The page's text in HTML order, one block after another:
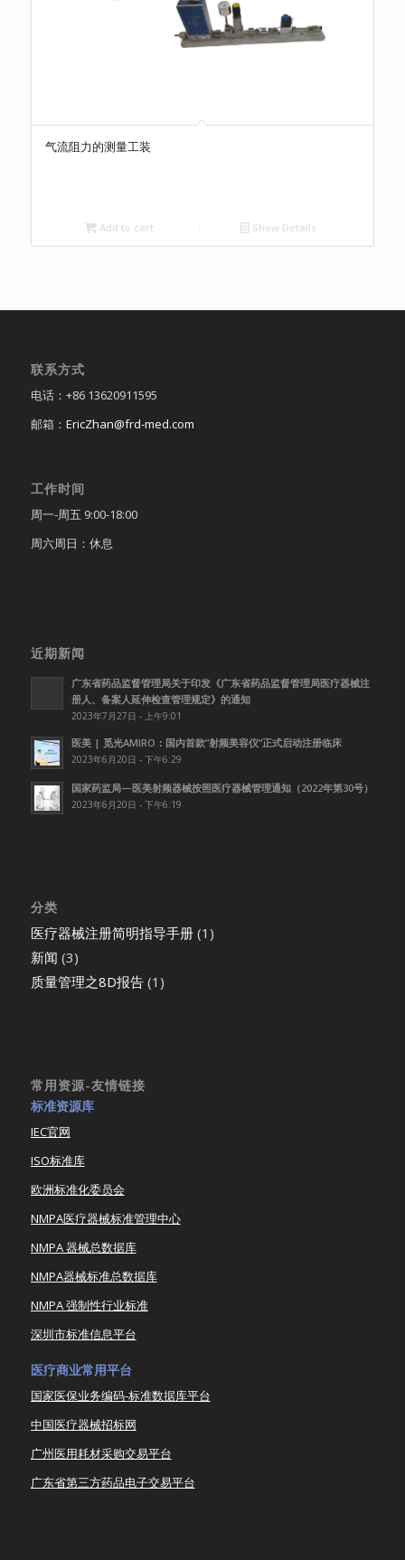
气流阻力的测量工装
Add to cart Show Details
联系方式
电话：+86 13620911595
邮箱： EricZhan@frd-med.com
工作时间
周一-周五 9:00-18:00
周六周日：休息
近期新闻
广东省药品监督管理局关于印发《广东省药品监督管理局医疗器械注
册人、备案人延伸检查管理规定》的通知
2023年7月27日 - 上午9:01
医美 | 觅光AMIRO：国内首款”射频美容仪”正式启动注册临床
2023年6月20日 - 下午6:29
国家药监局—医美射频器械按照医疗器械管理通知（2022年第30号）
2023年6月20日 - 下午6:19
分类
医疗器械注册简明指导手册(1)
新闻 (3)
质量管理之8D报告(1)
常用资源-友情链接
标准资源库
IEC官网
ISO标准库
欧洲标准化委员会
NMPA医疗器械标准管理中心
NMPA 器械总数据库
NMPA器械标准总数据库
NMPA 强制性行业标准
深圳市标准信息平台
医疗商业常用平台
国家医保业务编码-标准数据库平台
中国医疗器械招标网
广州医用耗材采购交易平台
广东省第三方药品电子交易平台